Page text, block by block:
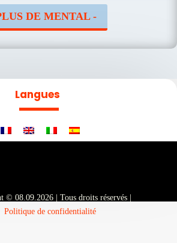
DE MENTAL -
Langues
© 08.09.2026 | Tous droits réservés |
Politique de confidentialité